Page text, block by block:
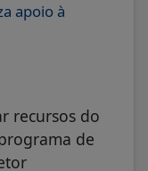
apoio à
recursos do
de